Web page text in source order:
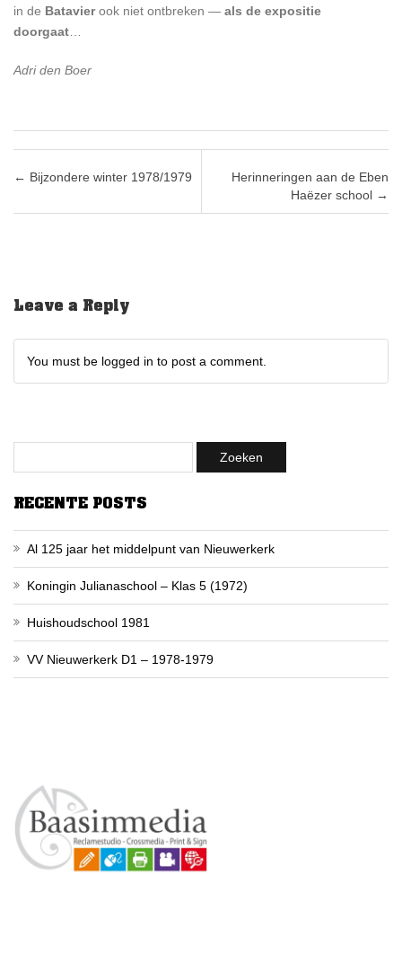
in de Batavierook niet ontbreken — als de expositie
doorgaat
Adri den Boer
Post navigation
← Bijzondere winter 1978/1979
Herinneringen aan de Eben
Haëzer school →
Leave a Reply
You must be logged in to post a comment.
RECENTE POSTS
Al 125 jaar het middelpunt van Nieuwerkerk
Koningin Julianaschool – Klas 5 (1972)
Huishoudschool 1981
VV Nieuwerkerk D1 – 1978-1979